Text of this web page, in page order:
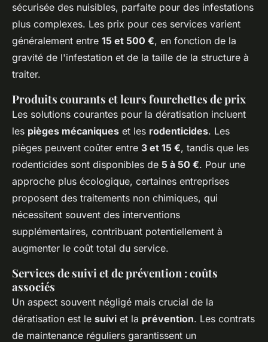
sécurisée des nuisibles, parfaite pour des infestations
plus complexes. Les prix pour ces services varient
généralement entre 15 et 500 €, en fonction de la
gravité de l'infestation et de la taille de la structure à
traiter.
Produits courants et leurs fourchettes de prix
Les solutions courantes pour la dératisation incluent
les pièges mécaniques et les rodenticides. Les
pièges peuvent coûter entre 3 et 15 €, tandis que les
rodenticides sont disponibles de 5 à 50 €. Pour une
approche plus écologique, certaines entreprises
proposent des traitements non chimiques, qui
nécessitent souvent des interventions
supplémentaires, contribuant potentiellement à
augmenter le coût total du service.
Services de suivi et de prévention : coûts
associés
Un aspect souvent négligé mais crucial de la
dératisation est le suivi et la prévention. Les contrats
de maintenance réguliers garantissent un